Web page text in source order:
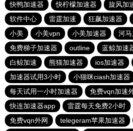
快鸭加速器
快柠檬加速器 旋风加
软件中心
雷霆加速 狂飙加速器
小美
小美vpn 小美加速器
河
免费梯子加速器
outline 蓝鲸加速
白鲸加速
熊猫加速器 ios加速器
加速器试用3小时
小猫咪ciash加速器
每天试用一小时加速器
免费vqn加速
快连加速器app
雷霆每天免费2小时
免费vqn外网
telegeram苹果加速器